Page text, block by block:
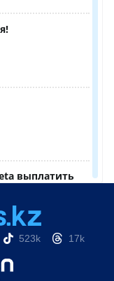
523k 17k